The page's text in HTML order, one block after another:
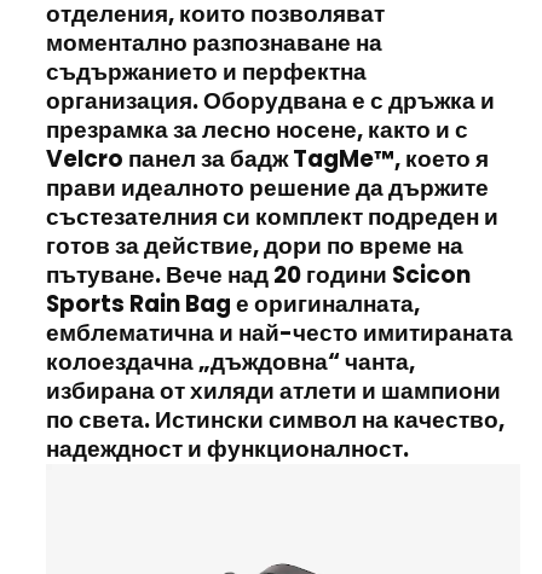
отделения, които позволяват
моментално разпознаване на
съдържанието и перфектна
организация. Оборудвана е с дръжка и
презрамка за лесно носене, както и с
Velcro панел за баджTagMe™, което я
прави идеалното решение да държите
състезателния си комплект подреден и
готов за действие, дори по време на
пътуване. Вече над20 години Scicon
Sports Rain Bagе оригиналната,
емблематична и най-често имитираната
колоездачна „дъждовна“ чанта,
избирана от хиляди атлети и шампиони
по света. Истински символ накачество,
надеждност и функционалност.